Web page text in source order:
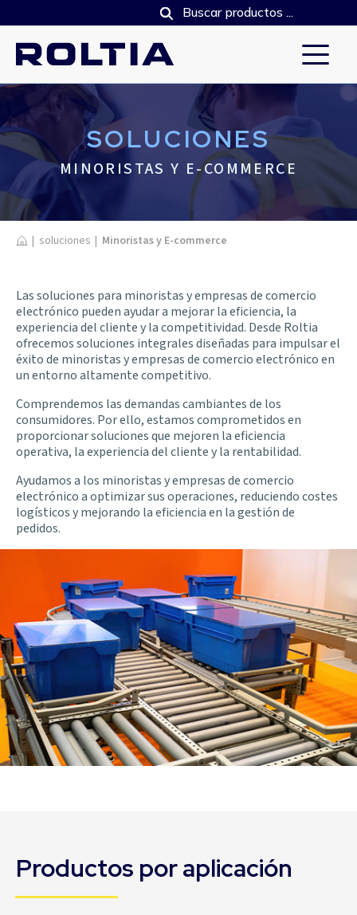
SOLUCIONES
MINORISTAS Y E-COMMERCE
Home
| soluciones | Minoristas y E-commerce
Las soluciones para minoristas y empresas de comercio
electrónico pueden ayudar a mejorar la eficiencia, la
experiencia del cliente y la competitividad. Desde Roltia
ofrecemos soluciones integrales diseñadas para impulsar el
éxito de minoristas y empresas de comercio electrónico en
un entorno altamente competitivo.
Comprendemos las demandas cambiantes de los
consumidores. Por ello, estamos comprometidos en
proporcionar soluciones que mejoren la eficiencia
operativa, la experiencia del cliente y la rentabilidad.
Ayudamos a los minoristas y empresas de comercio
electrónico a optimizar sus operaciones, reduciendo costes
logísticos y mejorando la eficiencia en la gestión de
pedidos.
Productos por aplicación